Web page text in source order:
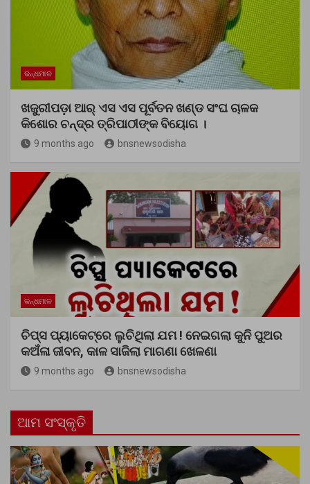
କନ୍ଧମାଳ
ଖଜୁରୀପଡ଼ା ଆର୍ ଏସ ଏସ ପୂର୍ବତନ ଖଣ୍ଡ ସଂଘ ଚାଳକ
କିଶୋର ଚନ୍ଦ୍ର ତ୍ରିପାଠୀଙ୍କ ବିୟୋଗ ।
9 months ago bnsnewsodisha
କନ୍ଧମାଳ
ଚିପ୍ସ ପ୍ୟାକେଟ୍‌ରେ ଲୁଚିଥିଲା ଯମ ! ନେଇଗଲା କୁନି ପୁଅର
କଅଁଳା ଜୀବନ, କାଳ ସାଜିଲା ମାଗଣା ଖେଳଣା
9 months ago bnsnewsodisha
ଆମ ସଂସ୍କୃତି